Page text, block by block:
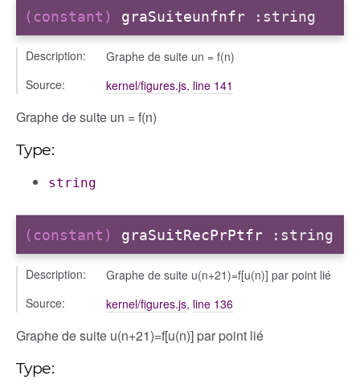
(constant) graSuiteunfnfr :string
Description:
Graphe de suite un = f(n)
Source:
kernel/figures.js, line 141
Graphe de suite un = f(n)
Type:
string
(constant) graSuitRecPrPtfr :string
Description:
Graphe de suite u(n+21)=f[u(n)] par point lié
Source:
kernel/figures.js, line 136
Graphe de suite u(n+21)=f[u(n)] par point lié
Type: